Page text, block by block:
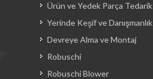
Ürün ve Yedek Parça Tedarik
Yerinde Keşif ve Danışmanlık
Devreye Alma ve Montaj
Robuschi
Robuschi Blower